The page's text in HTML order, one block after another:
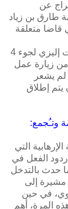
عن
‬طارق‮ ‬بن‮ ‬زياد‮
‬قاضا‮ ‬متعلقة‮
ويأتي هذا الهجوم بعد حوالي عام تقريبا عندما عرفت إليزي لجوء 4
من زيارة عمل
يشعر
يتم إطلاق
التي
الفعل في
حدث بالتدخل
مشيرة إلى
في حين
المرة، أهم